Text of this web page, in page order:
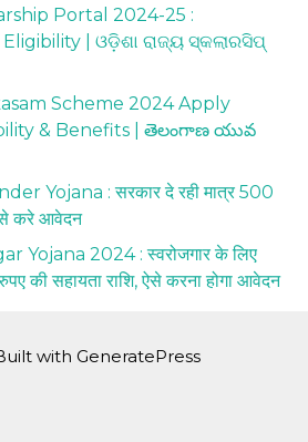
Portal 2024-25 :
| ଓଡ଼ିଶା ରାଜ୍ୟ ସ୍କଲାରସିପ୍
Scheme 2024 Apply
& Benefits | తెలంగాణ యువ
Yojana : सरकार दे रही मात्र 500
करे आवेदन
Yojana 2024 : स्वरोजगार के लिए
की सहायता राशि, ऐसे करना होगा आवेदन
with GeneratePress